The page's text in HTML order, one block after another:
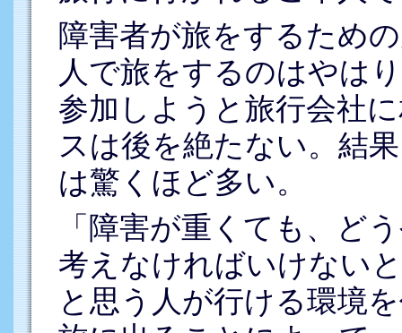
障害者が旅をするため
人で旅をするのはやは
参加しようと旅行会社
スは後を絶たない。結
は驚くほど多い。
「障害が重くても、ど
考えなければいけない
と思う人が行ける環境